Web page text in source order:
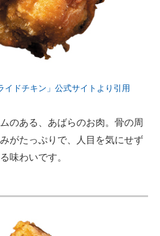
イドチキン」公式サイトより引用
のある、あばらのお肉。骨の周
がたっぷりで、人目を気にせず
味わいです。